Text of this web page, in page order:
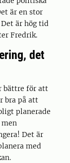
är en stor
är hög tid
Fredrik.
det
bättre för att
bra på att
planerade
Det är
med